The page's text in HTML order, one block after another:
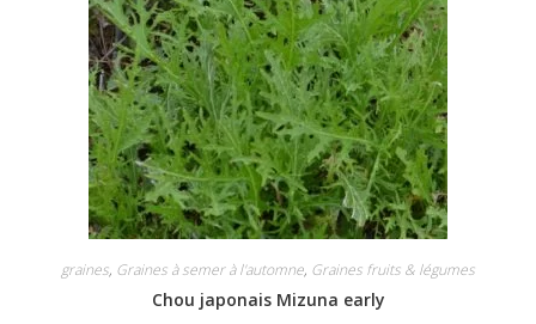
graines, Graines à semer à l'automne, Graines fruits & légumes
Chou japonais Mizuna early